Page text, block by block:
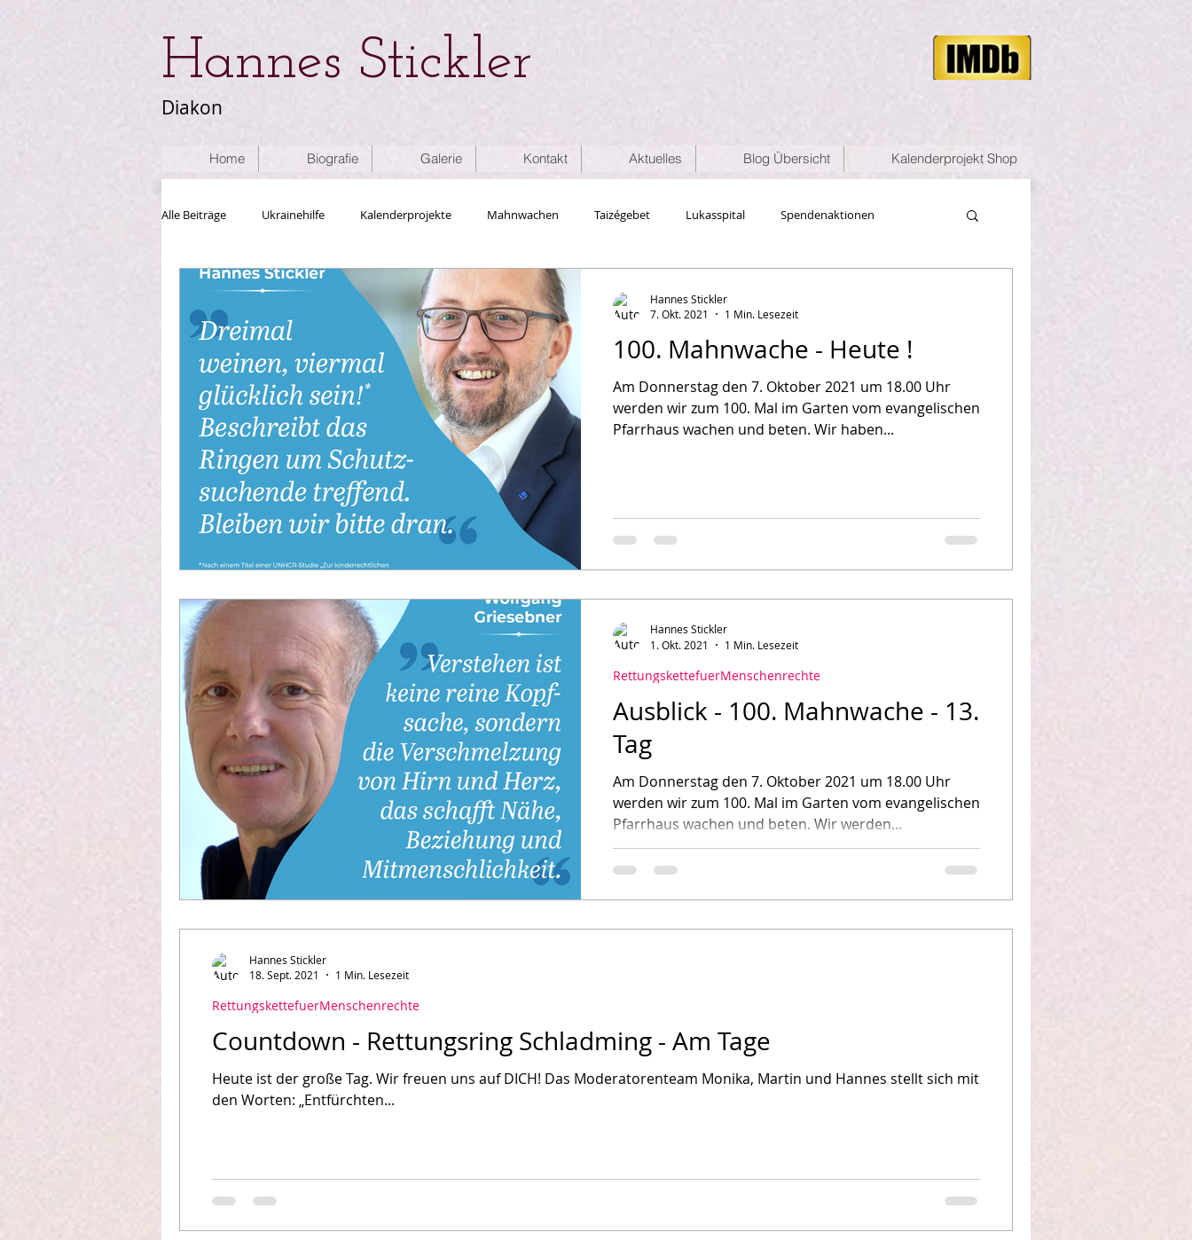
Hannes Stickler
Diakon
Home Biografie Galerie Kontakt Aktuelles Blog Übersicht Kalenderprojekt Shop
Alle Beiträge Ukrainehilfe Kalenderprojekte Mahnwachen Taizégebet Lukasspital Spendenaktionen
Sonstiges RettungskettefuerMenschenrechte
100. Mahnwache - Heute !
Am Donnerstag den 7. Oktober 2021 um 18.00 Uhr
werden wir zum 100. Mal im Garten vom evangelischen
Pfarrhaus wachen und beten. Wir haben...
Hannes Stickler
7. Okt. 2021
1 Min. Lesezeit
Ausblick - 100. Mahnwache - 13.
Tag
Am Donnerstag den 7. Oktober 2021 um 18.00 Uhr
werden wir zum 100. Mal im Garten vom evangelischen
Pfarrhaus wachen und beten. Wir werden...
RettungskettefuerMenschenrechte
Hannes Stickler
1. Okt. 2021
1 Min. Lesezeit
Countdown - Rettungsring Schladming - Am Tage
Heute ist der große Tag. Wir freuen uns auf DICH! Das Moderatorenteam Monika, Martin und Hannes stellt sich mit
den Worten: „Entfürchten...
RettungskettefuerMenschenrechte
Hannes Stickler
18. Sept. 2021
1 Min. Lesezeit